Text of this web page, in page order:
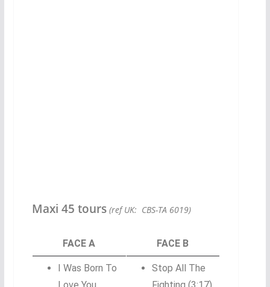
Maxi 45 tours (ref UK: CBS-TA 6019)
FACE A FACE B
I Was Born To
Stop All The